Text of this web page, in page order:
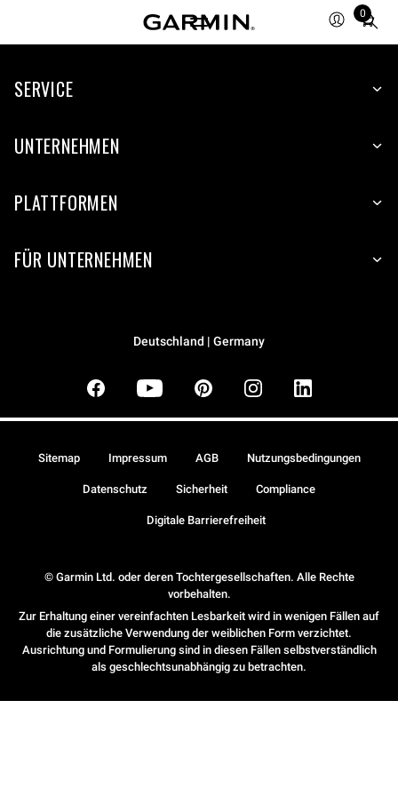
0
Total
items
cart:
SERVICE
UNTERNEHMEN
PLATTFORMEN
FÜR UNTERNEHMEN
Deutschland | Germany
© Garmin Ltd. oder deren Tochtergesellschaften. Alle Rechte
vorbehalten.
Zur Erhaltung einer vereinfachten Lesbarkeit wird in wenigen Fällen auf
die zusätzliche Verwendung der weiblichen Form verzichtet.
Ausrichtung und Formulierung sind in diesen Fällen selbstverständlich
als geschlechtsunabhängig zu betrachten.
Sitemap Impressum AGB Nutzungsbedingungen
Datenschutz Sicherheit Compliance
Digitale Barrierefreiheit